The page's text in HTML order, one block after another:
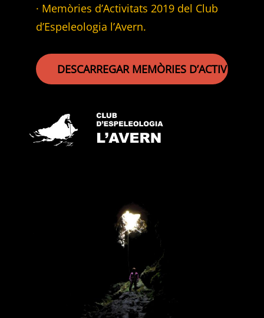
· Memòries d’Activitats 2019 del Club
d’Espeleologia l’Avern.
DESCARREGAR MEMÒRIES D’ACTIVITATS